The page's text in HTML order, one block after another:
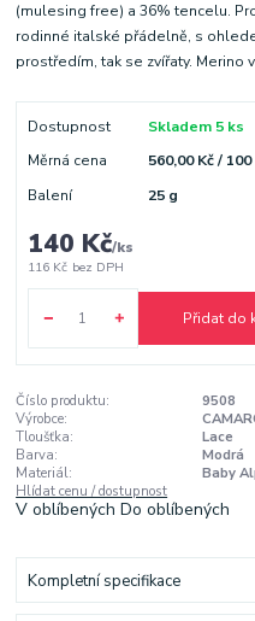
(mulesing free) a 36% tencelu.
rodinné italské přádelně, s
prostředím, tak se zvířaty. Merino
Dostupnost
Skladem 5 ks
Měrná cena
560,00 Kč / 100
Balení
25 g
140 Kč/ks
116 Kč bez DPH
Přidat do
Číslo produktu:
9508
Výrobce:
Tloušťka:
Lace
Barva:
Modrá
Materiál:
Baby
Hlídat cenu / dostupnost
V oblíbenýchDo oblíbených
Kompletní specifikace